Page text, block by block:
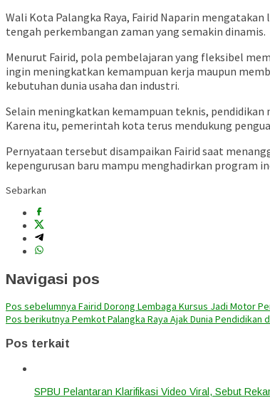
Wali Kota Palangka Raya, Fairid Naparin mengatakan
tengah perkembangan zaman yang semakin dinamis.
Menurut Fairid, pola pembelajaran yang fleksibel
ingin meningkatkan kemampuan kerja maupun
kebutuhan dunia usaha dan industri.
Selain meningkatkan kemampuan teknis,
Karena itu, pemerintah kota terus mendukung
Pernyataan tersebut disampaikan Fairid saat
kepengurusan baru mampu menghadirkan program
Sebarkan
Navigasi pos
Pos sebelumnya Fairid Dorong Lembaga Kursus Jadi Motor
Pos berikutnya Pemkot Palangka Raya Ajak Dunia Pendidikan
Pos terkait
SPBU Pelantaran Klarifikasi Video Viral, Sebut